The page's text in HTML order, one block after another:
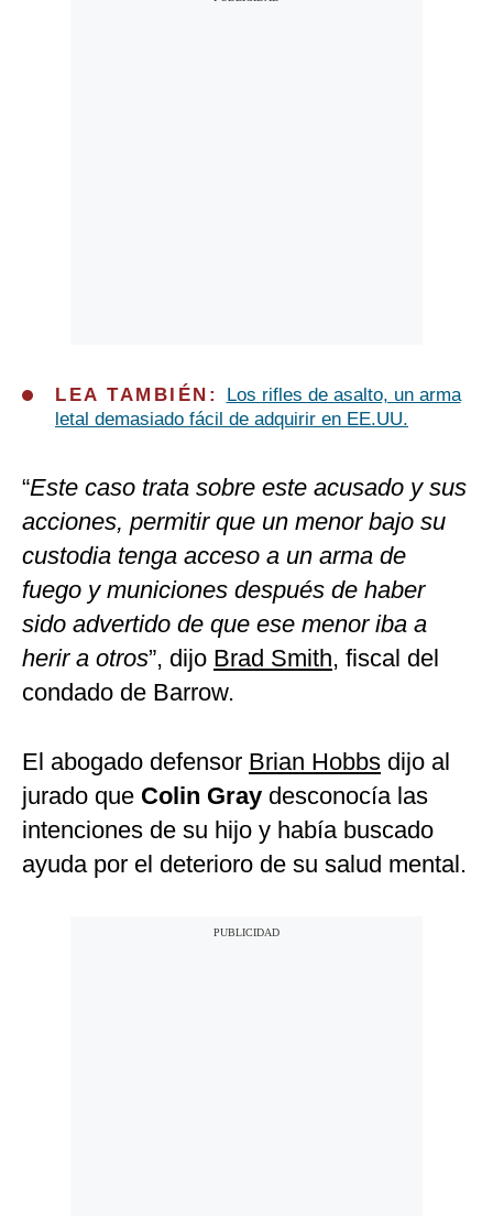
LEA TAMBIÉN:
Los rifles de asalto, un arma
letal demasiado fácil de adquirir en EE.UU.
“Este caso trata sobre este acusado y sus
acciones, permitir que un menor bajo su
custodia tenga acceso a un arma de
fuego y municiones después de haber
sido advertido de que ese menor iba a
herir a otros”, dijo Brad Smith, fiscal del
condado de Barrow.
El abogado defensor Brian Hobbs dijo al
jurado que Colin Gray desconocía las
intenciones de su hijo y había buscado
ayuda por el deterioro de su salud mental.